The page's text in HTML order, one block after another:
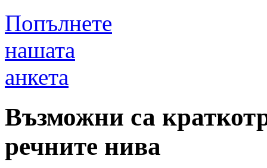
Попълнете
нашата
анкета
Възможни са
речните нива